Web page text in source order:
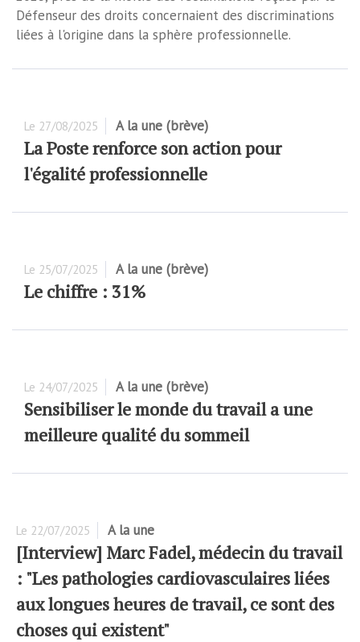
Défenseur des droits concernaient des discriminations
liées à l'origine dans la sphère professionnelle.
Le 27/08/2025 A la une (brève)
La Poste renforce son action pour
l'égalité professionnelle
Le 25/07/2025 A la une (brève)
Le chiffre : 31%
Le 24/07/2025 A la une (brève)
Sensibiliser le monde du travail a une
meilleure qualité du sommeil
Le 22/07/2025 A la une
[Interview] Marc Fadel, médecin du travail
: "Les pathologies cardiovasculaires liées
aux longues heures de travail, ce sont des
choses qui existent"